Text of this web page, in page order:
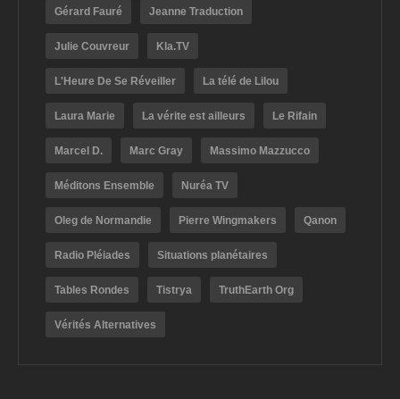
Gérard Fauré Jeanne Traduction
Julie Couvreur Kla.TV
L'Heure De Se Réveiller La télé de Lilou
Laura Marie La vérite est ailleurs Le Rifain
Marcel D. Marc Gray Massimo Mazzucco
Méditons Ensemble Nuréa TV
Oleg de Normandie Pierre Wingmakers Qanon
Radio Pléiades Situations planétaires
Tables Rondes Tistrya TruthEarth Org
Vérités Alternatives